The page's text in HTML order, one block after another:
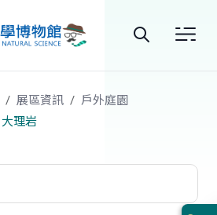
展區資訊
戶外庭園
大理岩